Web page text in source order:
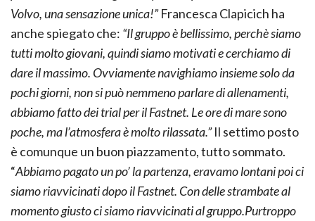
Volvo, una sensazione unica!” Francesca Clapicich ha
anche spiegato che: “Il gruppo è bellissimo, perchè siamo
tutti molto giovani, quindi siamo motivati e cerchiamo di
dare il massimo. Ovviamente navighiamo insieme solo da
pochi giorni, non si può nemmeno parlare di allenamenti,
abbiamo fatto dei trial per il Fastnet. Le ore di mare sono
poche, ma l’atmosfera è molto rilassata.” Il settimo posto
è comunque un buon piazzamento, tutto sommato.
“Abbiamo pagato un po’ la partenza, eravamo lontani poi ci
siamo riavvicinati dopo il Fastnet. Con delle strambate al
momento giusto ci siamo riavvicinati al gruppo.Purtroppo